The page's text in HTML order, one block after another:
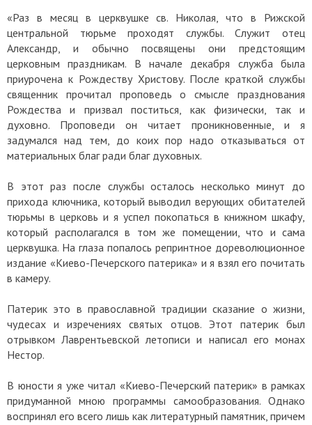
«Раз в месяц в церквушке св. Николая, что в Рижской
центральной тюрьме проходят службы. Служит отец
Александр, и обычно посвящены они предстоящим
церковным праздникам. В начале декабря служба была
приурочена к Рождеству Христову. После краткой службы
священник прочитал проповедь о смысле празднования
Рождества и призвал поститься, как физически, так и
духовно. Проповеди он читает проникновенные, и я
задумался над тем, до коих пор надо отказываться от
материальных благ ради благ духовных.
В этот раз после службы осталось несколько минут до
прихода ключника, который выводил верующих обитателей
тюрьмы в церковь и я успел покопаться в книжном шкафу,
который располагался в том же помещении, что и сама
церквушка. На глаза попалось репринтное дореволюционное
издание «Киево-Печерского патерика» и я взял его почитать
в камеру.
Патерик это в православной традиции сказание о жизни,
чудесах и изречениях святых отцов. Этот патерик был
отрывком Лаврентьевской летописи и написал его монах
Нестор.
В юности я уже читал «Киево-Печерский патерик» в рамках
придуманной мною программы самообразования. Однако
воспринял его всего лишь как литературный памятник, причем